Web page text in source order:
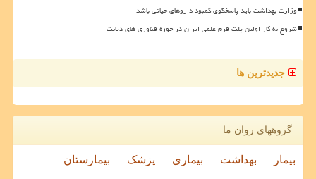
وزارت بهداشت باید پاسخگوی کمبود داروهای حیاتی باشد
شروع به کار اولین پلت فرم علمی ایران در حوزه فناوری های دیابت
جدیدترین ها
گروههای روان ما
بیمار بهداشت بیماری پزشک بیمارستان